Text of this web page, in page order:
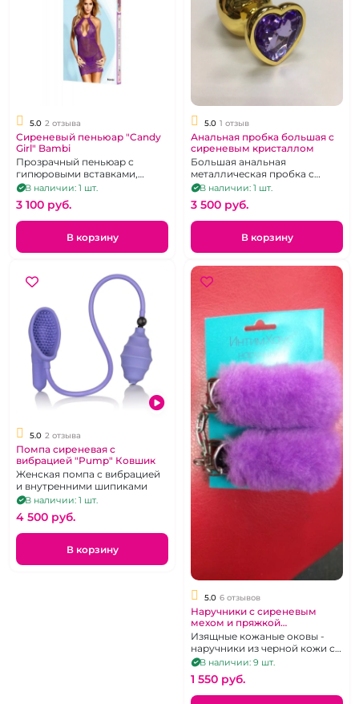
5.0 2 отзыва
Сиреневый пеньюар "Candy
Girl" Bambi
Прозрачный пеньюар с
гипюровыми вставками,
фигурным декольте и
открытой спиной, р.46-50
В наличии: 1 шт.
3 100 pуб.
В корзину
5.0 1 отзыв
Анальная пробка большая с
сиреневым кристаллом
Большая анальная
металлическая пробка с
золотым покрытием и с
кристаллом в форме сердца
В наличии: 1 шт.
3 500 pуб.
В корзину
5.0 2 отзыва
Помпа сиреневая с
вибрацией "Pump" Ковшик
Женская помпа с вибрацией
и внутренними шипиками
В наличии: 1 шт.
4 500 pуб.
В корзину
5.0 6 отзывов
Наручники с сиреневым
мехом и пряжкой
"ИнтимХаус"
Изящные кожаные оковы -
наручники из черной кожи со
съемным мехом.
В наличии: 9 шт.
1 550 pуб.